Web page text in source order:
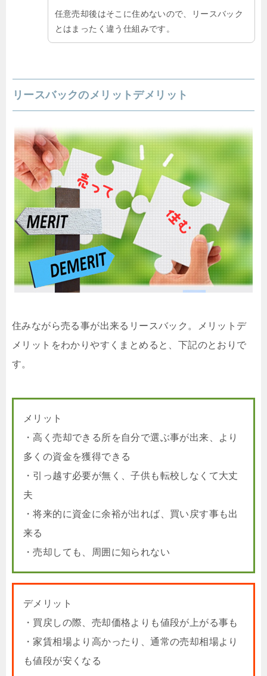
任意売却後はそこに住めないので、リースバック
とはまったく違う仕組みです。
リースバックのメリットデメリット
住みながら売る事が出来るリースバック。メリットデ
メリットをわかりやすくまとめると、下記のとおりで
す。
メリット
・高く売却できる所を自分で選ぶ事が出来、より
多くの資金を獲得できる
・引っ越す必要が無く、子供も転校しなくて大丈
夫
・将来的に資金に余裕が出れば、買い戻す事も出
来る
・売却しても、周囲に知られない
デメリット
・買戻しの際、売却価格よりも値段が上がる事も
・家賃相場より高かったり、通常の売却相場より
も値段が安くなる